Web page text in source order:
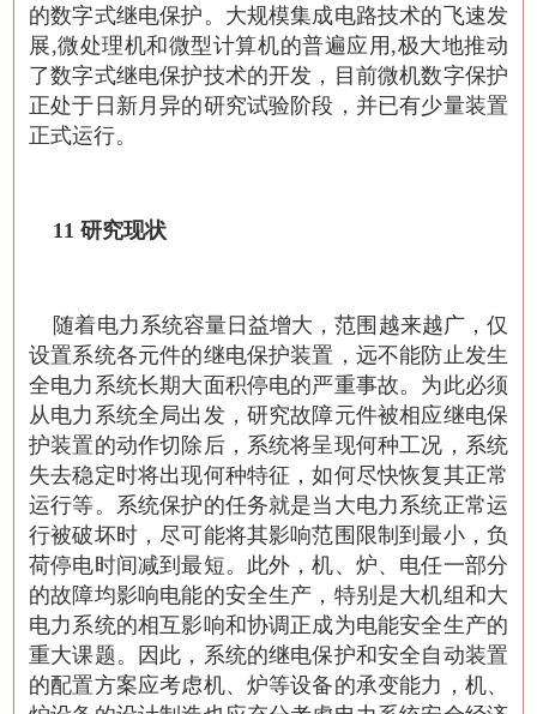
的数字式继电保护。大规模集成电路技术的飞速发
展,微处理机和微型计算机的普遍应用,极大地推动
了数字式继电保护技术的开发，目前微机数字保护
正处于日新月异的研究试验阶段，并已有少量装置
正式运行。
11 研究现状
随着电力系统容量日益增大，范围越来越广，仅
设置系统各元件的继电保护装置，远不能防止发生
全电力系统长期大面积停电的严重事故。为此必须
从电力系统全局出发，研究故障元件被相应继电保
护装置的动作切除后，系统将呈现何种工况，系统
失去稳定时将出现何种特征，如何尽快恢复其正常
运行等。系统保护的任务就是当大电力系统正常运
行被破坏时，尽可能将其影响范围限制到最小，负
荷停电时间减到最短。此外，机、炉、电任一部分
的故障均影响电能的安全生产，特别是大机组和大
电力系统的相互影响和协调正成为电能安全生产的
重大课题。因此，系统的继电保护和安全自动装置
的配置方案应考虑机、炉等设备的承变能力，机、